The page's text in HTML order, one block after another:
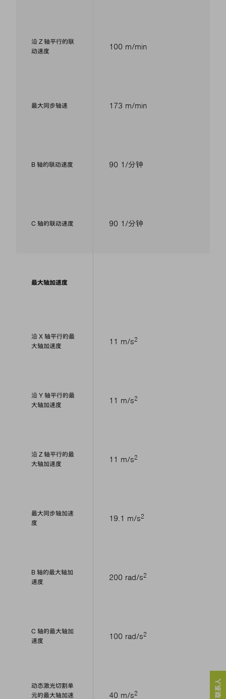
沿 Z 轴平行的联
动速度
最大同步轴速
B 轴的联动速度
C 轴的联动速度
最大轴加速度
沿 X 轴平行的最
大轴加速度
沿 Y 轴平行的最
大轴加速度
沿 Z 轴平行的最
大轴加速度
最大同步轴加速
度
B 轴的最大轴加
速度
C 轴的最大轴加
速度
动态激光切割单
元的最大轴加速
100 m/min
173 m/min
90 1/分钟
90 1/分钟
11 m/s2
11 m/s2
11 m/s2
19.1 m/s2
200 rad/s2
100 rad/s2
40 m/s2